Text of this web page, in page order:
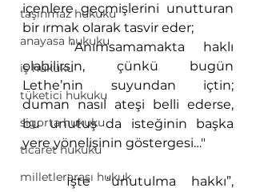
taşınmaz hukuku
anayasa hukuku
iş hukuku
tüketici hukuku
sigorta hukuku
ticaret hukuku
milletlerarası hukuk
içenlere geçmişlerini unutturan
bir ırmak olarak tasvir eder;
	“Anımsamamakta haklı
olabilirsin, çünkü bugün
Lethe’nin suyundan içtin;
duman nasıl ateşi belli ederse,
bu unutuş da isteğinin başka
yere yönelişinin göstergesi…"
	İşte “unutulma hakkı”,